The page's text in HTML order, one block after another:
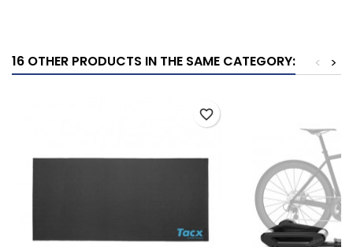
16 OTHER PRODUCTS IN THE SAME CATEGORY: >
<
favorite_border